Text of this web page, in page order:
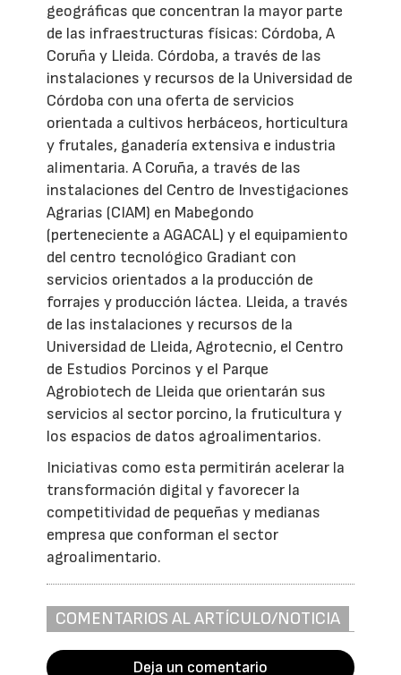
geográficas que concentran la mayor parte
de las infraestructuras físicas: Córdoba, A
Coruña y Lleida. Córdoba, a través de las
instalaciones y recursos de la Universidad de
Córdoba con una oferta de servicios
orientada a cultivos herbáceos, horticultura
y frutales, ganadería extensiva e industria
alimentaria. A Coruña, a través de las
instalaciones del Centro de Investigaciones
Agrarias (CIAM) en Mabegondo
(perteneciente a AGACAL) y el equipamiento
del centro tecnológico Gradiant con
servicios orientados a la producción de
forrajes y producción láctea. Lleida, a través
de las instalaciones y recursos de la
Universidad de Lleida, Agrotecnio, el Centro
de Estudios Porcinos y el Parque
Agrobiotech de Lleida que orientarán sus
servicios al sector porcino, la fruticultura y
los espacios de datos agroalimentarios.
Iniciativas como esta permitirán acelerar la
transformación digital y favorecer la
competitividad de pequeñas y medianas
empresa que conforman el sector
agroalimentario.
COMENTARIOS AL ARTÍCULO/NOTICIA
Deja un comentario